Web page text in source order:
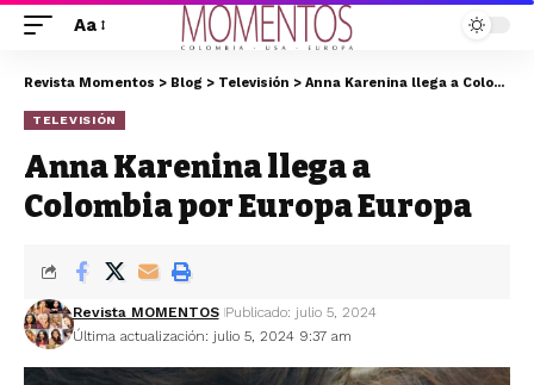
Aa
Revista Momentos > Blog > Televisión > Anna Karenina llega a Colombia por Europa Europa
TELEVISIÓN
Anna Karenina llega a
Colombia por Europa Europa
Última actualización: julio 5, 2024 9:37 am
Revista MOMENTOS Publicado: julio 5, 2024